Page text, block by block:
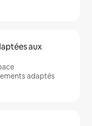
aux
adaptés